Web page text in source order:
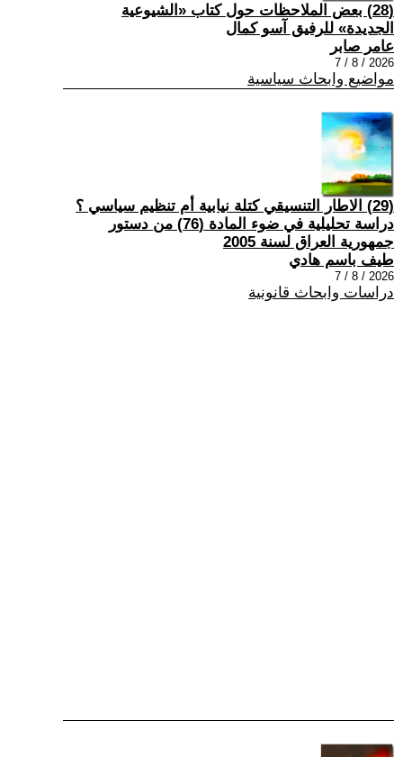
(28) بعض الملاحظات حول كتاب «الشيوعية
الجديدة» للرفيق آسو كمال
عامر صابر
2026 / 8 / 7
مواضيع وابحاث سياسية
(29) الاطار التنسيقي كتلة نيابية أم تنظيم سياسي ؟
دراسة تحليلية في ضوء المادة (76) من دستور
جمهورية العراق لسنة 2005
طيف باسم هادي
2026 / 8 / 7
دراسات وابحاث قانونية